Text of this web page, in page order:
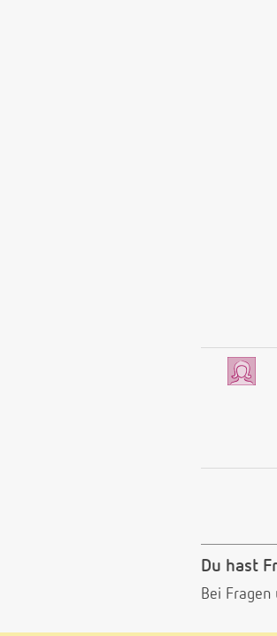
Du hast
Bei Fragen